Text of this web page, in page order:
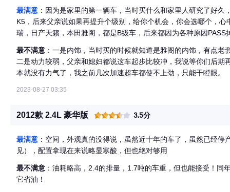
最满意 ：因为是家里的第一辆车，当时买什么和家里人研究了好
K5，后来父亲说如果再提升个级别，给你个机会，你会选哪个，
瑞，日产天籁，本田雅阁，都是B级车，后来都因为各种原因
箱开启，后排座椅放平，都能在里面平躺两个人。
最不满意 ：一是内饰，当时买的时候就知道是雅阁的内饰，有点
二是动力较弱，父亲和媳妇都说这车起步比较冲，我说等你们后
本就没有力气了，我之前几次加速超车都使不上劲，只能干瞪眼。
2023-08-27 03:35
2012款 2.4L 豪华版 3.5分
最满意 ：空间，外观真的没得说，虽然近十年的车了，虽然已经
见），配置拿现在来说略显寒酸，但也绝对够用
最不满意 ：油耗略高，2.4的排量，1.7吨的车重，但也能接受！同
它省油！